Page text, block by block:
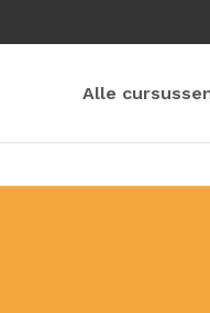
Alle